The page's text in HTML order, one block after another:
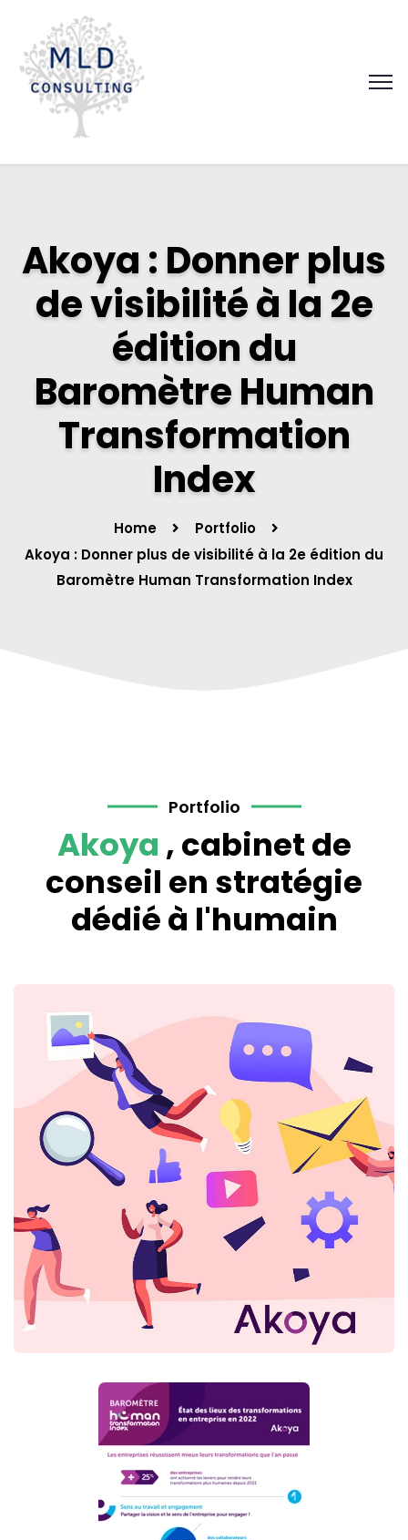
Akoya : Donner plus
de visibilité à la 2e
édition du
Baromètre Human
Transformation
Index
Home
Portfolio
Akoya : Donner plus de visibilité à la 2e édition du
Baromètre Human Transformation Index
Portfolio
Akoya , cabinet de
conseil en stratégie
dédié à l'humain